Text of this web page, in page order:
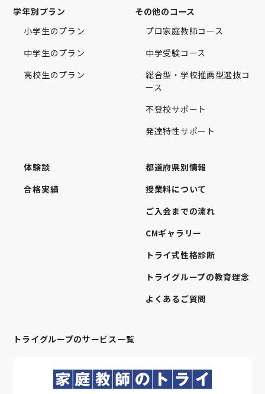
学年別プラン
小学生のプラン
中学生のプラン
高校生のプラン
その他のコース
プロ家庭教師コース
中学受験コース
総合型・学校推薦型選抜コ
ース
不登校サポート
発達特性サポート
体験談
合格実績
都道府県別情報
授業料について
ご入会までの流れ
CMギャラリー
トライ式性格診断
トライグループの教育理念
よくあるご質問
トライグループのサービス一覧